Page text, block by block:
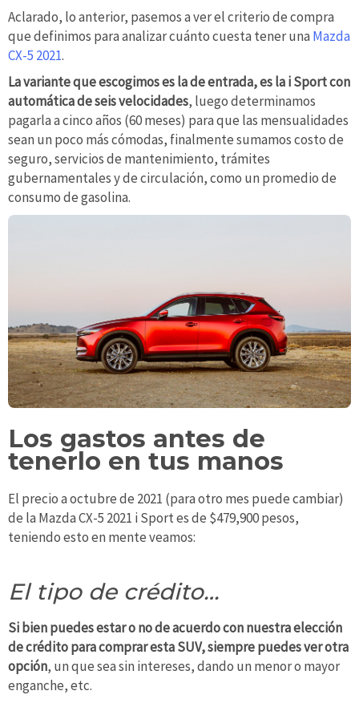
Aclarado, lo anterior, pasemos a ver el criterio de compra
que definimos para analizar cuánto cuesta tener una Mazda
CX-5 2021.
La variante que escogimos es la de entrada, es la i Sport con
automática de seis velocidades, luego determinamos
pagarla a cinco años (60 meses) para que las mensualidades
sean un poco más cómodas, finalmente sumamos costo de
seguro, servicios de mantenimiento, trámites
gubernamentales y de circulación, como un promedio de
consumo de gasolina.
Los gastos antes de
tenerlo en tus manos
El precio a octubre de 2021 (para otro mes puede cambiar)
de la Mazda CX-5 2021 i Sport es de $479,900 pesos,
teniendo esto en mente veamos:
El tipo de crédito…
Si bien puedes estar o no de acuerdo con nuestra elección
de crédito para comprar esta SUV, siempre puedes ver otra
opción, un que sea sin intereses, dando un menor o mayor
enganche, etc.